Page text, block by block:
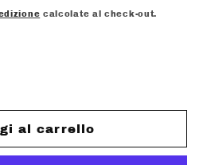
calcolate al check-out.
al carrello